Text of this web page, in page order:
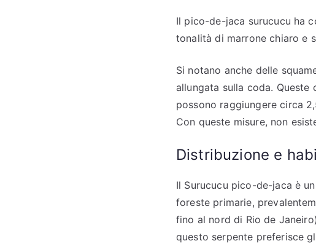
Il pico-de-jaca surucucu ha
tonalità di marrone chiaro e
Si notano anche delle
allungata sulla coda. Queste
possono raggiungere circa
Con queste misure, non
Distribuzione e
Il Surucucu pico-de-jaca è
foreste primarie,
fino al nord di Rio de
questo serpente preferisce